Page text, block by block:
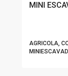
MINI
AGRICOLA,